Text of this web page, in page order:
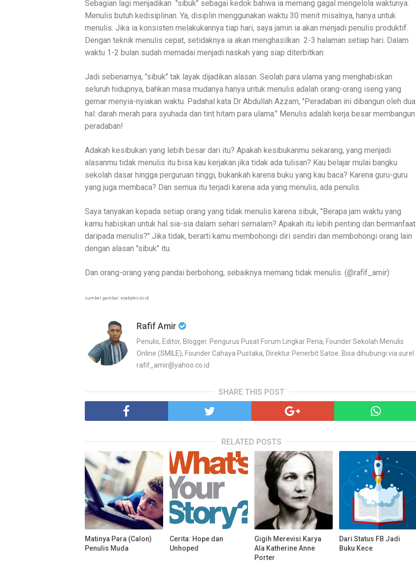
Sebagian lagi menjadikan "sibuk" sebagai kedok bahwa ia memang gagal mengelola waktunya.
Menulis butuh kedisiplinan. Ya, disiplin menggunakan waktu 30 menit misalnya, hanya untuk
menulis. Jika ia konsisten melakukannya tiap hari, saya jamin ia akan menjadi penulis produktif.
Dengan teknik menulis cepat, setidaknya ia akan menghasilkan 2-3 halaman setiap hari. Dalam
waktu 1-2 bulan sudah memadai menjadi naskah yang siap diterbitkan.
Jadi sebenarnya, "sibuk" tak layak dijadikan alasan. Seolah para ulama yang menghabiskan
seluruh hidupnya, bahkan masa mudanya hanya untuk menulis adalah orang-orang iseng yang
gemar menyia-nyiakan waktu. Padahal kata Dr Abdullah Azzam, "Peradaban ini dibangun oleh dua
hal: darah merah para syuhada dan tint hitam para ulama." Menulis adalah kerja besar membangun
peradaban!
Adakah kesibukan yang lebih besar dari itu? Apakah kesibukanmu sekarang, yang menjadi
alasanmu tidak menulis itu bisa kau kerjakan jika tidak ada tulisan? Kau belajar mulai bangku
sekolah dasar hingga perguruan tinggi, bukankah karena buku yang kau baca? Karena guru-guru
yang juga membaca? Dan semua itu terjadi karena ada yang menulis, ada penulis.
Saya tanyakan kepada setiap orang yang tidak menulis karena sibuk, "Berapa jam waktu yang
kamu habiskan untuk hal sia-sia dalam sehari semalam? Apakah itu lebih penting dan bermanfaat
daripada menulis?" Jika tidak, berarti kamu membohongi diri sendiri dan membohongi orang lain
dengan alasan "sibuk" itu.
Dan orang-orang yang pandai berbohong, sebaiknya memang tidak menulis. (@rafif_amir)
sumber gambar: exabytes.co.id
Rafif Amir
Penulis, Editor, Blogger. Pengurus Pusat Forum Lingkar Pena, Founder Sekolah Menulis
Online (SMILE), Founder Cahaya Pustaka, Direktur Penerbit Satoe. Bisa dihubungi via surel
rafif_amir@yahoo.co.id
SHARE THIS POST
RELATED POSTS
Matinya Para (Calon)
Penulis Muda
Cerita: Hope dan
Unhoped
Gigih Merevisi Karya
Ala Katherine Anne
Porter
Dari Status FB Jadi
Buku Kece